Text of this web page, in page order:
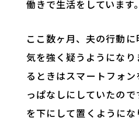
働きで生活をしています。
ここ数ヶ月、夫の行動
気を強く疑うようにな
るときはスマートフォ
っぱなしにしていたの
を下にして置くように